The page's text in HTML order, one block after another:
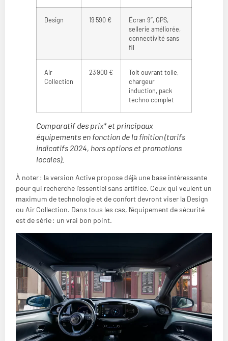
Design 19 590 €
Écran 9’’, GPS,
sellerie améliorée,
connectivité sans
fil
Air
Collection
23 900 €
Toit ouvrant toile,
chargeur
induction, pack
techno complet
Comparatif des prix* et principaux
équipements en fonction de la finition (tarifs
indicatifs 2024, hors options et promotions
locales).
À noter : la version Active propose déjà une base intéressante
pour qui recherche l’essentiel sans artifice. Ceux qui veulent un
maximum de technologie et de confort devront viser la Design
ou Air Collection. Dans tous les cas, l’équipement de sécurité
est de série : un vrai bon point.